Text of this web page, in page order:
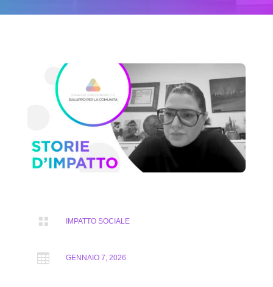
 IMPATTO SOCIALE
 GENNAIO 7, 2026